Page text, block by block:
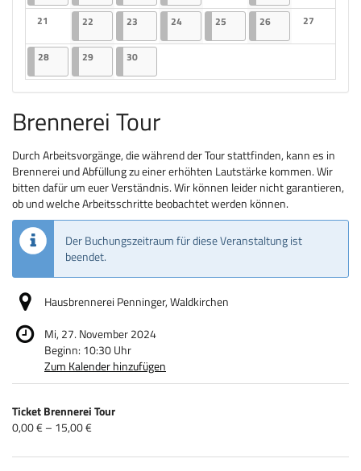
Keine Veranstaltungen
Keine
21
Keine Veranstaltungen
22 22.04.2025
2 Veranstaltungen
23 23.04.2025
2 Veranstaltungen
2424.04.2025
2 Veranstaltungen
25 25.04.2025
2 Veranstaltungen
2626.04.2025
2 Veranstaltungen
27
Keine
2828.04.2025
2 Veranstaltungen
2929.04.2025
2 Veranstaltungen
3030.04.2025
2 Veranstaltungen
Brennerei Tour
Durch Arbeitsvorgänge, die während der Tour stattfinden, kann es in
Brennerei und Abfüllung zu einer erhöhten Lautstärke kommen. Wir
bitten dafür um euer Verständnis. Wir können leider nicht garantieren,
ob und welche Arbeitsschritte beobachtet werden können.
Der Buchungszeitraum für diese Veranstaltung ist
beendet.
Hausbrennerei Penninger, Waldkirchen
Mi, 27. November 2024
Beginn: 10:30Uhr
Zum Kalender hinzufügen
Produkte
Unkategorisierte
Produkte
Ticket Brennerei Tour
von
bis
0,00 € – 15,00 €